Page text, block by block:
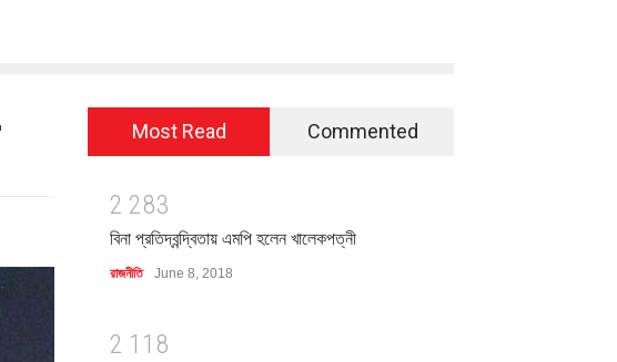
Most Read Commented
2 283
বিনা প্রতিদ্বন্দ্বিতায় এমপি হলেন খালেকপত্নী
রাজনীতি June 8, 2018
2 1 1 8